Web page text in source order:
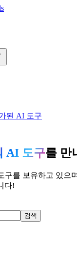
된 AI 도구
AI 도구를 만
구를 보유하고 있으
다!
검색